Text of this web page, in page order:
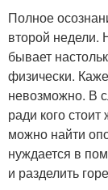
Полное
второй недели.
бывает
физически.
невозможно. В
ради кого
можно найти
нуждается в
и разделить